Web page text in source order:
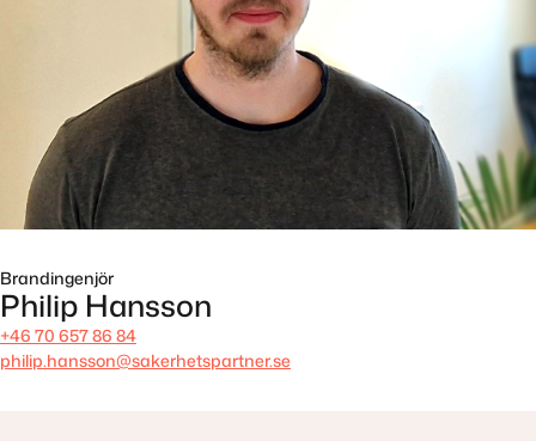
Brandingenjör
Philip Hansson
+46 70 657 86 84
philip.hansson@sakerhetspartner.se